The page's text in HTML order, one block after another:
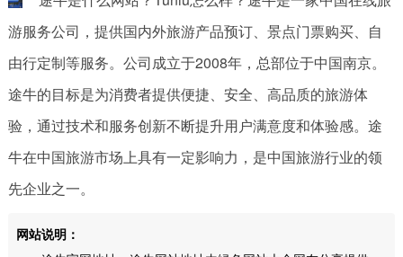
游服务公司，提供国内外旅游产品预订、景点门票购买、自
由行定制等服务。公司成立于2008年，总部位于中国南京。
途牛的目标是为消费者提供便捷、安全、高品质的旅游体
验，通过技术和服务创新不断提升用户满意度和体验感。途
牛在中国旅游市场上具有一定影响力，是中国旅游行业的领
先企业之一。
网站说明：